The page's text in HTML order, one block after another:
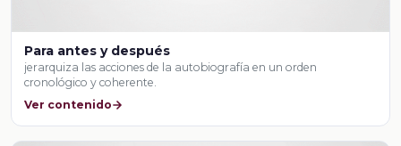
Para antes y después
jerarquiza las acciones de la autobiografía en un orden
cronológico y coherente.
Ver contenido